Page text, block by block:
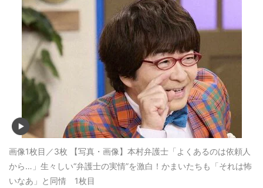
画像1枚目／3枚 【写真・画像】本村弁護士「よくあるのは依頼人
から…」生々しい“弁護士の実情”を激白！かまいたちも「それは怖
いなあ」と同情 1枚目